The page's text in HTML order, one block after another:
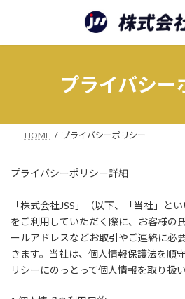
ン
ー
プライバシー
HOME プライバシーポリシー
プライバシーポリシー詳細
「株式会社JSS」（以下、「当社」と
をご利用していただく際に、お客様の
ールアドレスなどお取引やご連絡に必
きます。当社は、個人情報保護法を順
リシーにのっとって個人情報を取り扱い